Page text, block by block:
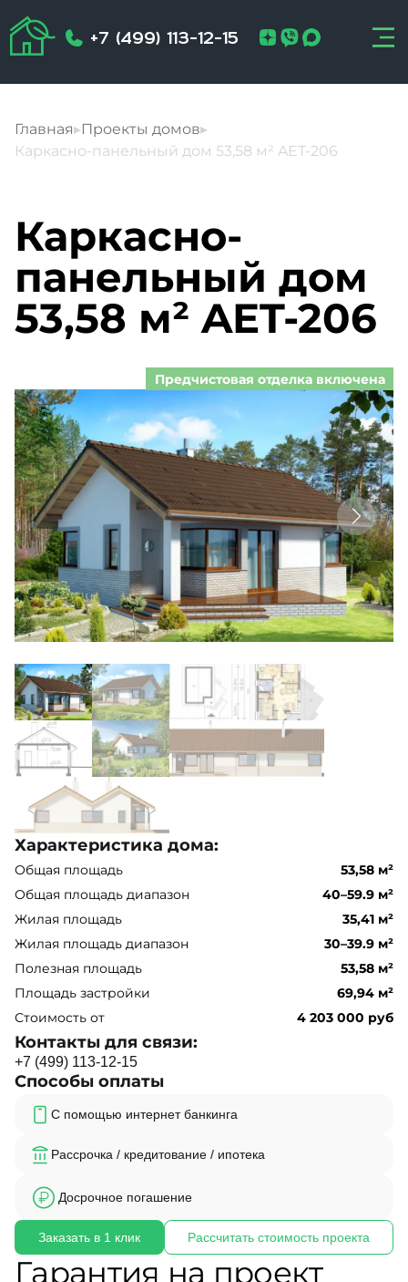
+7 (499) 113-12-15
Главная▸Проекты домов▸
Каркасно-панельный дом 53,58 м² AET-206
Каркасно-
панельный дом
53,58 м² AET-206
Характеристика дома:
Общая площадь
53,58 м²
Общая площадь диапазон
40–59.9 м²
Жилая площадь
35,41 м²
Жилая площадь диапазон
30–39.9 м²
Полезная площадь
53,58 м²
Площадь застройки
69,94 м²
Стоимость от
4 203 000 руб
Контакты для связи:
+7 (499) 113-12-15
Способы оплаты
С помощью интернет банкинга
Рассрочка / кредитование / ипотека
Досрочное погашение
Заказать в 1 клик Рассчитать стоимость проекта
Предчистовая отделка включена
Гарантия на проект